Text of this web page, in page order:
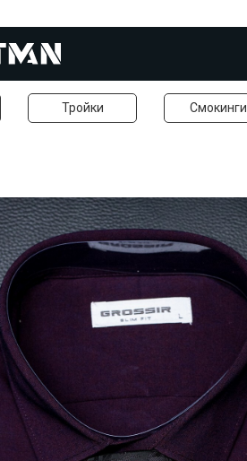
Тройки Смокинги